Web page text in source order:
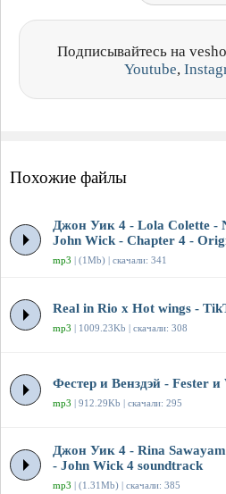
Подписывайтесь на
Youtube,
Похожие файлы
Джон Уик 4 - Lola Colette -
John Wick - Chapter 4 -
mp3 | (1Mb) | скачали: 341
Real in Rio x Hot wings -
mp3 | 1009.23Kb | скачали: 308
Фестер и Венздэй - Fester и
mp3 | 912.29Kb | скачали: 295
Джон Уик 4 - Rina
- John Wick 4 soundtrack
mp3 | (1.31Mb) | скачали: 385